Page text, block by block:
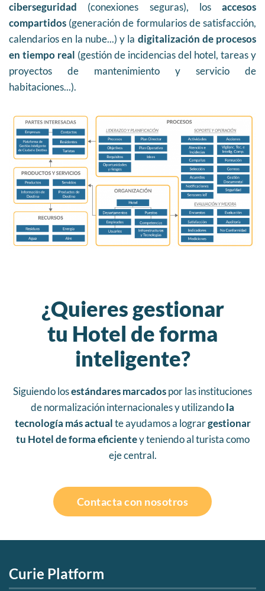
ciberseguridad (conexiones seguras), los accesos
compartidos (generación de formularios de satisfacción,
calendarios en la nube...) y la digitalización de procesos
en tiempo real (gestión de incidencias del hotel, tareas y
proyectos de mantenimiento y servicio de
habitaciones...).
¿Quieres gestionar
tu Hotel de forma
inteligente?
Siguiendo losestándares marcadospor las instituciones
de normalización internacionales y utilizandola
tecnología más actualte ayudamos a logrargestionar
tu Hotel de forma eficientey teniendo al turista como
eje central.
Contacta con nosotros
Curie Platform